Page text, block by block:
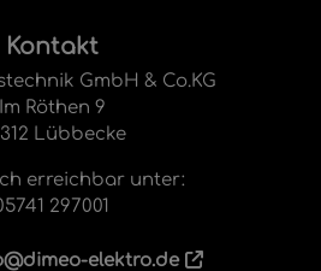
Kontakt
GmbH & Co.KG
Im Röthen 9
Lübbecke
erreichbar unter:
297001
elektro.de